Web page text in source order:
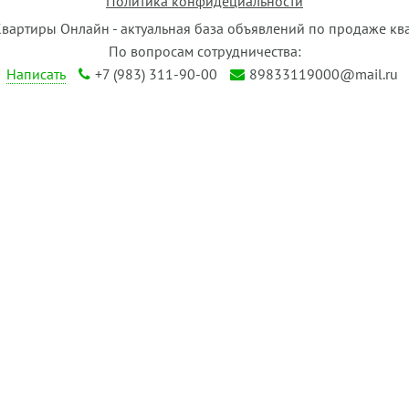
Онлайн - актуальная база объявлений по продаже
По вопросам сотрудничества:
Написать
+7 (983) 311-90-00 89833119000@mail.ru